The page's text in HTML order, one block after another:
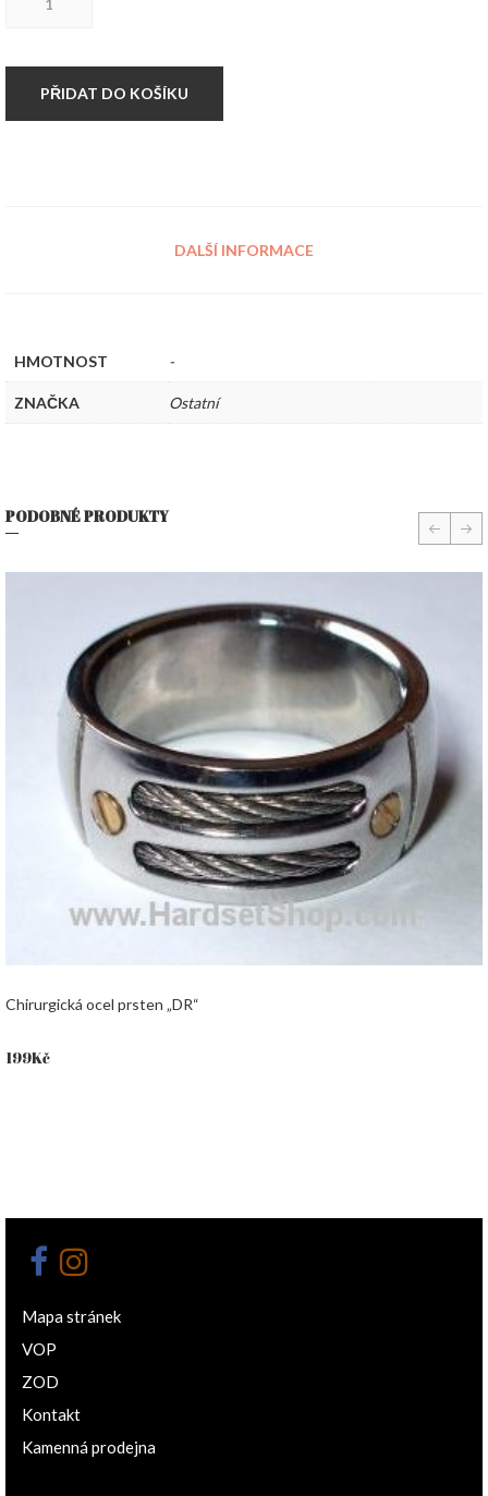
prsten
oceli
množstvíPŘIDAT DO KOŠÍKU
DALŠÍ INFORMACE
HMOTNOST -
ZNAČKA Ostatní
PODOBNÉ PRODUKTY
Chirurgická ocel prsten „DR“
199Kč
prev
Mapa stránek
VOP
ZOD
Kontakt
Kamenná prodejna